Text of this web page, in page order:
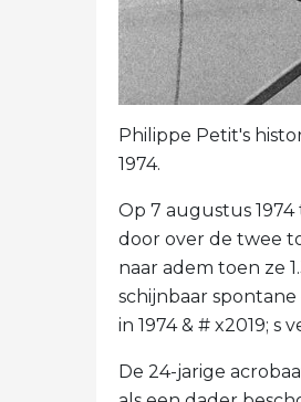
Philippe Petit's
1974.
Op 7 augustus
door over de twee
naar adem toen ze
schijnbaar
in 1974 & # x2019; s
De 24-jarige